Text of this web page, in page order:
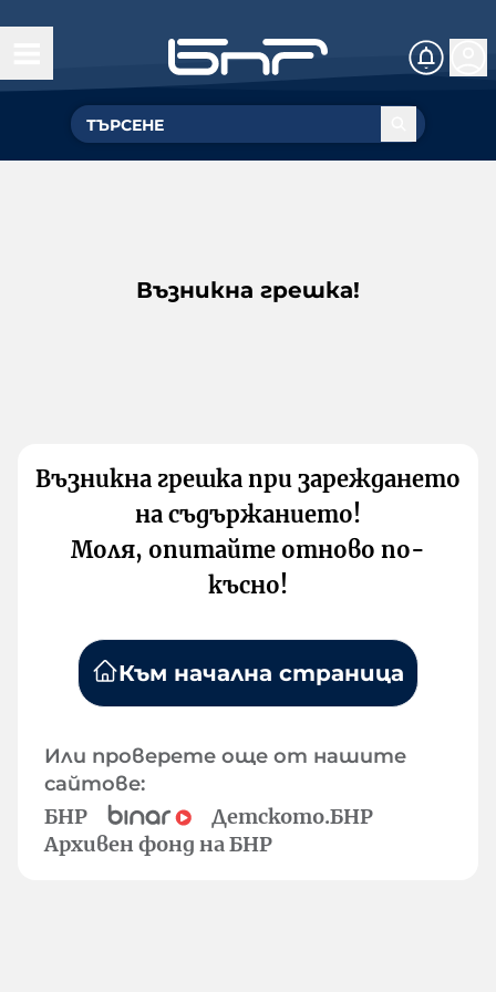
Възникна грешка!
Възникна грешка при зареждането
на съдържанието!
Моля, опитайте отново по-
късно!
Към начална страница
Или проверете още от нашите
сайтове:
БНР
Детското.БНР
Архивен фонд на БНР